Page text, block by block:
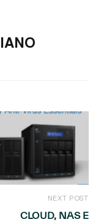
NEXT POST
CLOUD, NAS E